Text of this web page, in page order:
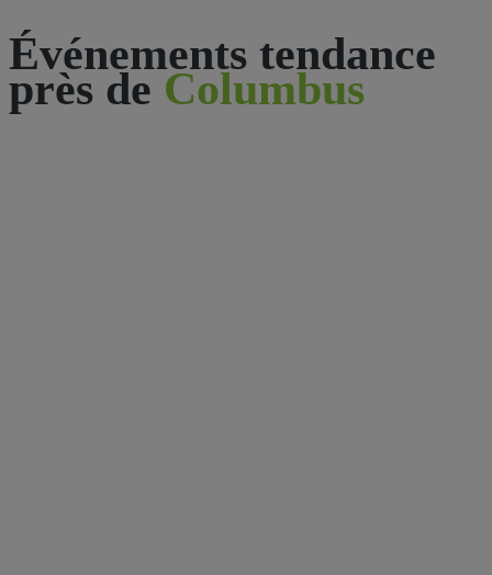
Événements tendance
près de Columbus